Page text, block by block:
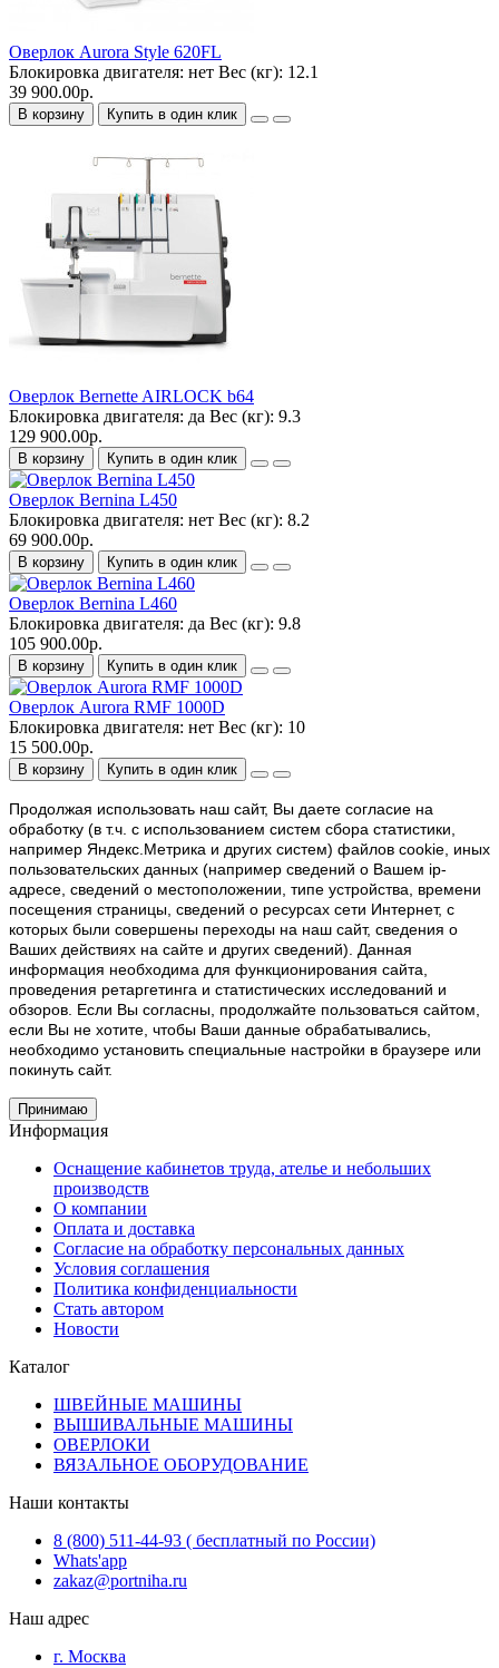
Оверлок Aurora Style 620FL
Блокировка двигателя: нет Вес (кг): 12.1
39 900.00р.
В корзину Купить в один клик
Оверлок Bernette AIRLOCK b64
Блокировка двигателя: да Вес (кг): 9.3
129 900.00р.
В корзину Купить в один клик
Оверлок Bernina L450
Блокировка двигателя: нет Вес (кг): 8.2
69 900.00р.
В корзину Купить в один клик
Оверлок Bernina L460
Блокировка двигателя: да Вес (кг): 9.8
105 900.00р.
В корзину Купить в один клик
Оверлок Aurora RMF 1000D
Блокировка двигателя: нет Вес (кг): 10
15 500.00р.
В корзину Купить в один клик
Продолжая использовать наш cайт, Вы даете согласие на
обработку (в т.ч. с использованием систем сбора статистики,
например Яндекс.Метрика и других систем) файлов cookie, иных
пользовательских данных (например сведений о Вашем ip-
адресе, сведений о местоположении, типе устройства, времени
посещения страницы, сведений о ресурсах сети Интернет, с
которых были совершены переходы на наш сайт, сведения о
Ваших действиях на сайте и других сведений). Данная
информация необходима для функционирования сайта,
проведения ретаргетинга и статистических исследований и
обзоров. Если Вы согласны, продолжайте пользоваться сайтом,
если Вы не хотите, чтобы Ваши данные обрабатывались,
необходимо установить специальные настройки в браузере или
покинуть сайт.
Принимаю
Информация
Оснащение кабинетов труда, ателье и небольших
производств
О компании
Оплата и доставка
Согласие на обработку персональных данных
Условия соглашения
Политика конфиденциальности
Стать автором
Новости
Каталог
ШВЕЙНЫЕ МАШИНЫ
ВЫШИВАЛЬНЫЕ МАШИНЫ
ОВЕРЛОКИ
ВЯЗАЛЬНОЕ ОБОРУДОВАНИЕ
Наши контакты
8 (800) 511-44-93 ( бесплатный по России)
Whats'app
zakaz@portniha.ru
Наш адрес
г. Москва